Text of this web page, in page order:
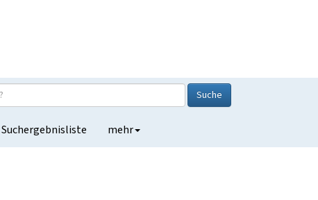
Suche
Suchergebnisliste mehr